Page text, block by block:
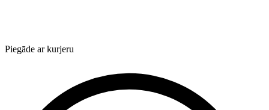
Piegāde ar kurjeru